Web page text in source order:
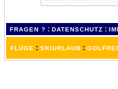
FRAGEN ? : DATENSCHUTZ :
FLÜGE : SKIURLAUB :